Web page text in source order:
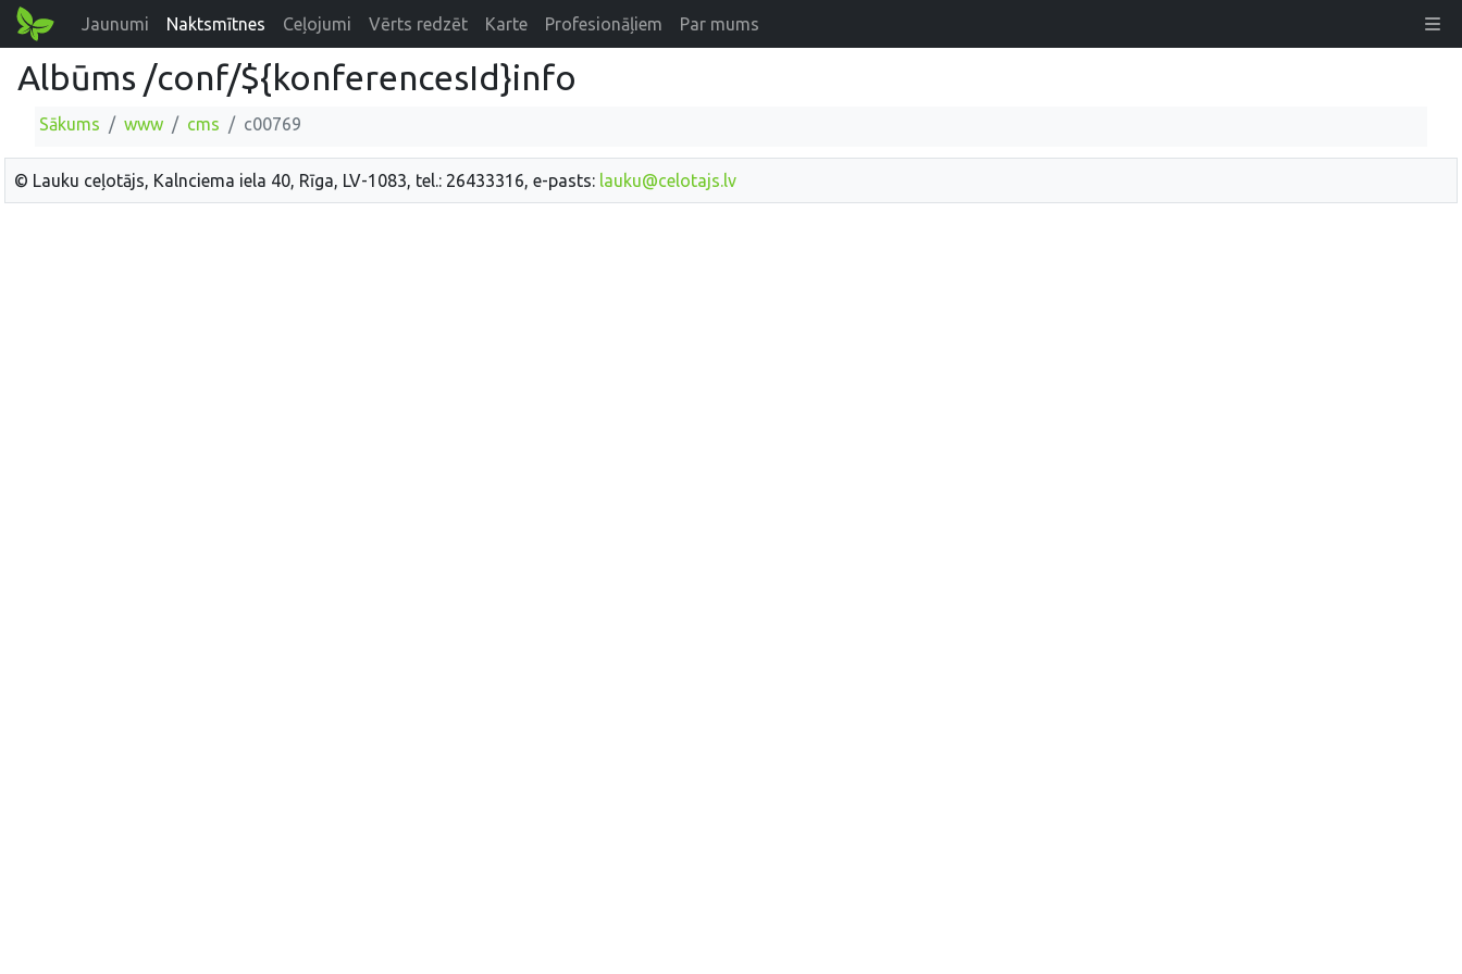
Jaunumi Naktsmītnes Ceļojumi Vērts redzēt Karte Profesionāļiem Par mums
Albūms /conf/${konferencesId}info
Sākums www cms c00769
© Lauku ceļotājs, Kalnciema iela 40, Rīga, LV-1083, tel.: 26433316, e-pasts: lauku@celotajs.lv